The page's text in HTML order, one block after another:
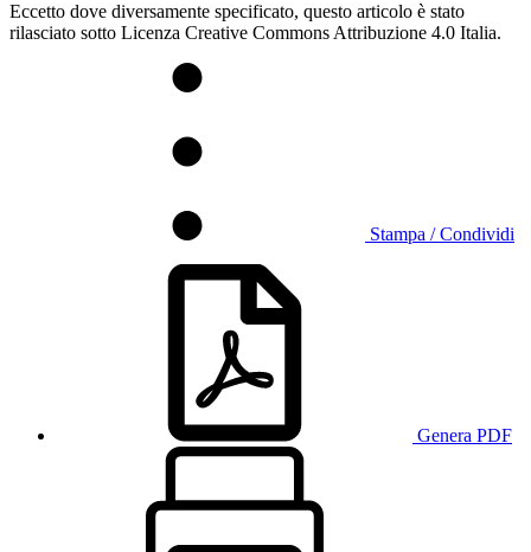
Eccetto dove diversamente specificato, questo articolo è stato
rilasciato sotto Licenza Creative Commons Attribuzione 4.0 Italia.
Stampa / Condividi
Genera PDF